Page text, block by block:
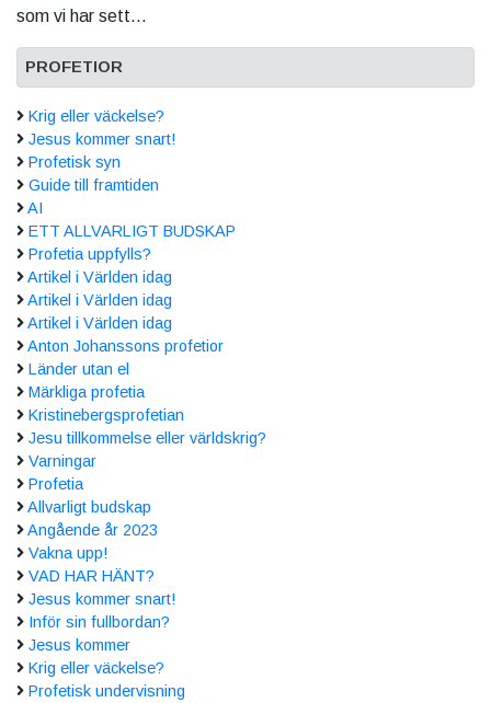
som vi har sett...
PROFETIOR
Krig eller väckelse?
Jesus kommer snart!
Profetisk syn
Guide till framtiden
AI
ETT ALLVARLIGT BUDSKAP
Profetia uppfylls?
Artikel i Världen idag
Artikel i Världen idag
Artikel i Världen idag
Anton Johanssons profetior
Länder utan el
Märkliga profetia
Kristinebergsprofetian
Jesu tillkommelse eller världskrig?
Varningar
Profetia
Allvarligt budskap
Angående år 2023
Vakna upp!
VAD HAR HÄNT?
Jesus kommer snart!
Inför sin fullbordan?
Jesus kommer
Krig eller väckelse?
Profetisk undervisning